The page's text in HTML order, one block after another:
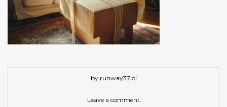
by runway37.pl
Leave a comment